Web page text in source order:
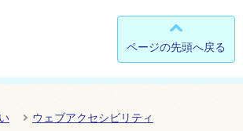
ページの先頭へ戻る
ウェブアクセシビリティ